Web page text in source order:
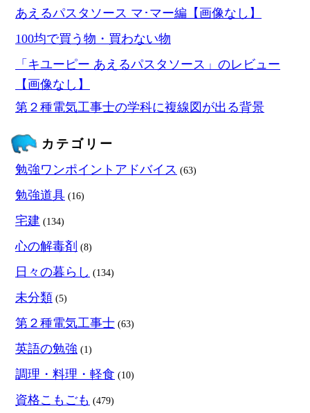
あえるパスタソース マ･マー編【画像なし】
100均で買う物・買わない物
「キユーピー あえるパスタソース」のレビュー
【画像なし】
第２種電気工事士の学科に複線図が出る背景
カテゴリー
勉強ワンポイントアドバイス (63)
勉強道具 (16)
宅建 (134)
心の解毒剤 (8)
日々の暮らし (134)
未分類 (5)
第２種電気工事士 (63)
英語の勉強 (1)
調理・料理・軽食 (10)
資格こもごも (479)